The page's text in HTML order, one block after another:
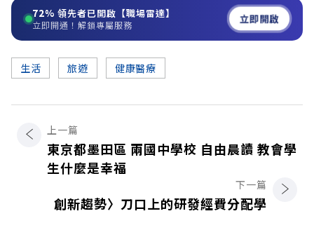
72% 領先者已開啟【職場雷達】
立即開通！解鎖專屬服務 立即開啟
生活 旅遊 健康醫療
上一篇
東京都墨田區 兩國中學校 自由晨讀 教會學
生什麼是幸福
下一篇
創新趨勢〉刀口上的研發經費分配學